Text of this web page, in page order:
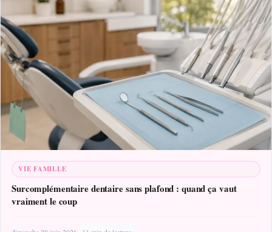
VIE FAMILLE
Surcomplémentaire dentaire sans plafond : quand ça vaut
vraiment le coup